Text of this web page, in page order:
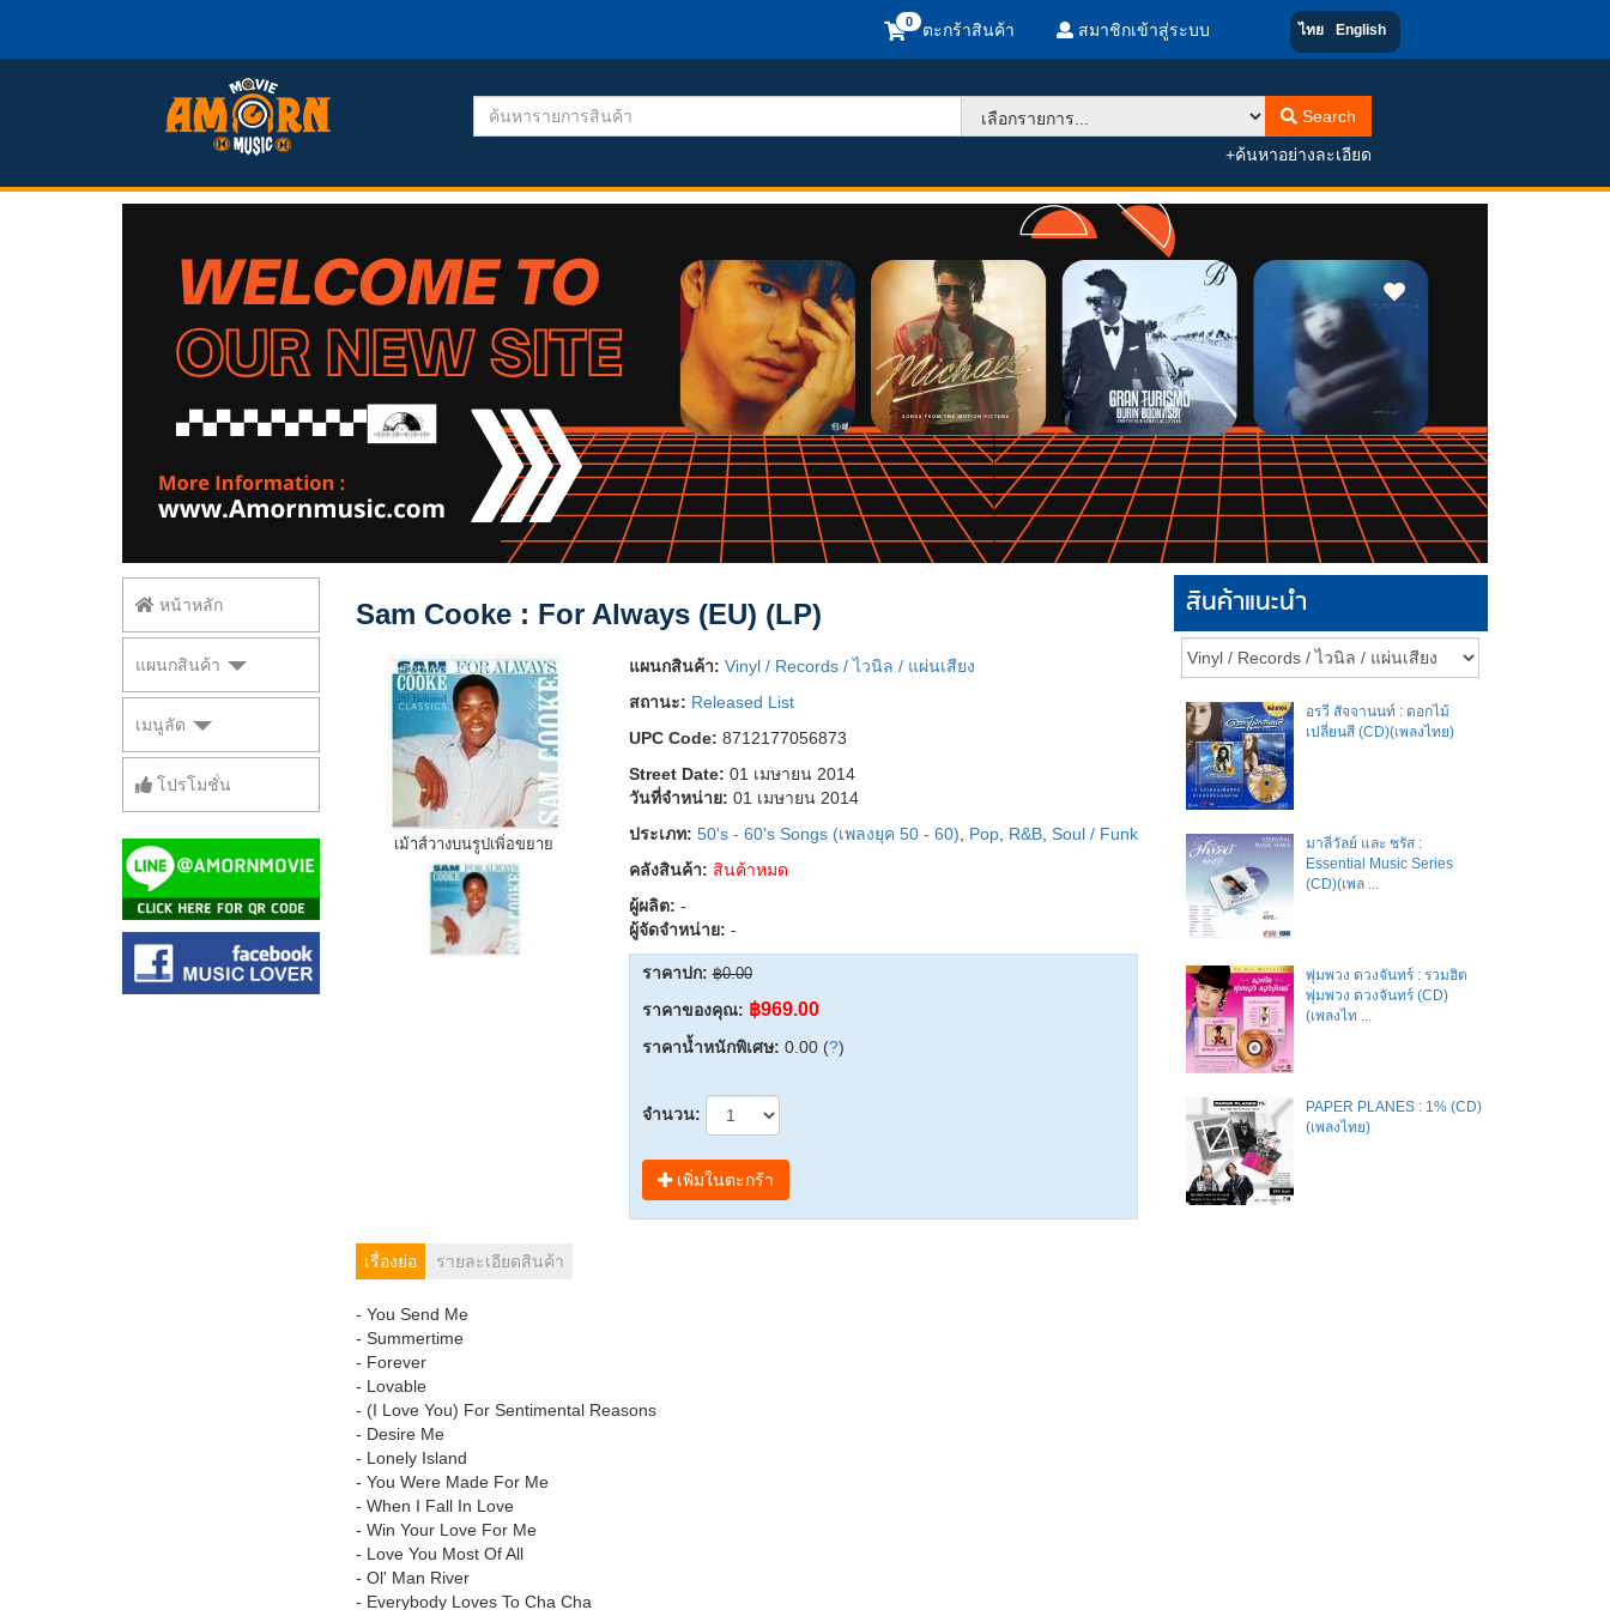
ตะกร้าสินค้า สมาชิกเข้าสู่ระบบ ไทย English
Search
+ค้นหาอย่างละเอียด
หน้าหลัก
แผนกสินค้า
เมนูลัด
โปรโมชั่น
Sam Cooke : For Always (EU) (LP)
เม้าส์วางบนรูปเพิ่อขยาย
แผนกสินค้า: Vinyl / Records / ไวนิล / แผ่นเสียง
สถานะ: Released List
UPC Code: 8712177056873
Street Date: 01 เมษายน 2014
วันที่จำหน่าย: 01 เมษายน 2014
ประเภท: 50's - 60's Songs (เพลงยุค 50 - 60) Pop, R&B, Soul / Funk
คลังสินค้า: สินค้าหมด
ผู้ผลิต: -
ผู้จัดจำหน่าย: -
ราคาปก: ฿0.00
ราคาของคุณ: ฿969.00
ราคาน้ำหนักพิเศษ: 0.00 (?)
จำนวน:
เพิ่มในตะกร้า
เรื่องย่อ รายละเอียดสินค้า
- You Send Me
- Summertime
- Forever
- Lovable
- (I Love You) For Sentimental Reasons
- Desire Me
- Lonely Island
- You Were Made For Me
- When I Fall In Love
- Win Your Love For Me
- Love You Most Of All
- Ol' Man River
- Everybody Loves To Cha Cha
สินค้าแนะนำ
อรวี สัจจานนท์ : ดอกไม้
เปลี่ยนสี (CD)(เพลงไทย)
มาลีวัลย์​ และ​ ชรัส​ :
Essential Music Series
(CD)(เพล ...
พุ่มพวง ดวงจันทร์ : รวมฮิต
พุ่มพวง ดวงจันทร์ (CD)
(เพลงไท ...
PAPER PLANES : 1% (CD)
(เพลงไทย)